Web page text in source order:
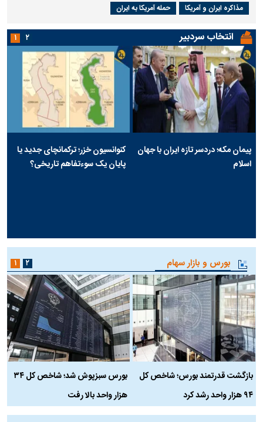
مذاکره ایران و آمریکا حمله آمریکا به ایران
انتخاب سردبیر
پیمان مکه؛ دردسر تازه ایران با جهان
اسلام
کنوانسیون خزر؛ ترکمانچای جدید یا
پایان یک سوءتفاهم تاریخی؟
۱ ۲
بورس و بازار سهام
بازگشت قدرتمند بورس؛ شاخص کل
۹۴ هزار واحد رشد کرد
بورس سبزپوش شد؛ شاخص کل ۳۴
هزار واحد بالا رفت
۱ ۲